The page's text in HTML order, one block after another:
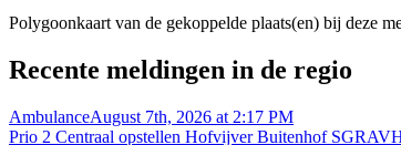
Polygoonkaart van de gekoppelde plaats(en) bij deze
Recente meldingen in de regio
AmbulanceAugust 7th, 2026 at 2:17 PM
Prio 2 Centraal opstellen Hofvijver Buitenhof